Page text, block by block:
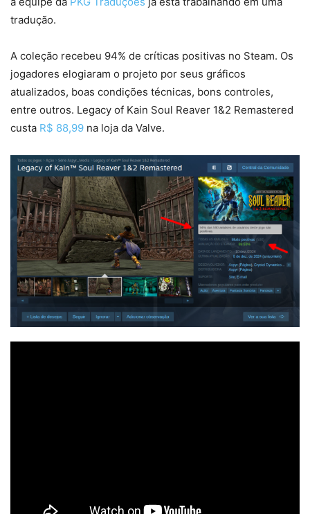
tradução.
A coleção recebeu 94% de críticas positivas no Steam. Os
jogadores elogiaram o projeto por seus gráficos
atualizados, boas condições técnicas, bons controles,
entre outros. Legacy of Kain Soul Reaver 1&2 Remastered
custa R$ 88,99 na loja da Valve.